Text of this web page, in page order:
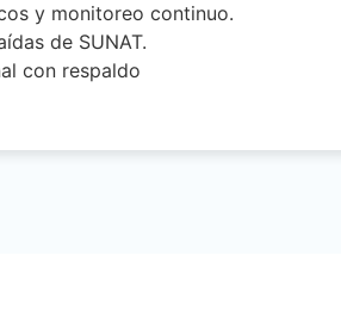
y monitoreo continuo.
de SUNAT.
con respaldo